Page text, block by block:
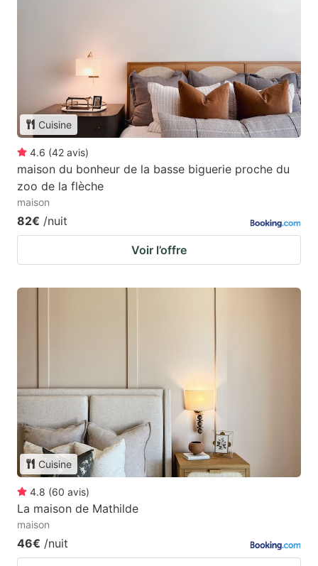
Cuisine
4.6 (42 avis)
maison du bonheur de la basse biguerie proche du
zoo de la flèche
maison
82€ /nuit
Voir l’offre
Cuisine
4.8 (60 avis)
La maison de Mathilde
maison
46€ /nuit